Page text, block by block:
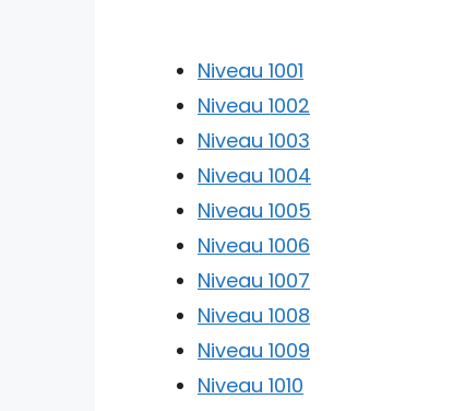
Niveau 1001
Niveau 1002
Niveau 1003
Niveau 1004
Niveau 1005
Niveau 1006
Niveau 1007
Niveau 1008
Niveau 1009
Niveau 1010